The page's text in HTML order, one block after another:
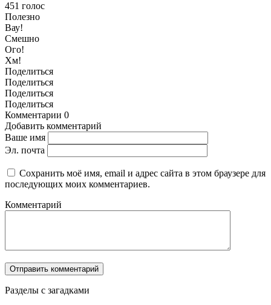
451 голос
Полезно
Вау!
Смешно
Ого!
Хм!
Поделиться
Поделиться
Поделиться
Поделиться
Комментарии 0
Добавить комментарий
Ваше имя
Эл. почта
Сохранить моё имя, email и адрес сайта в этом браузере для
последующих моих комментариев.
Комментарий
Разделы с загадками